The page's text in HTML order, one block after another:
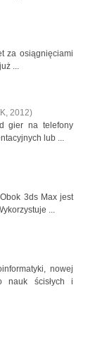
za osiągnięciami
...
, 2012)
gier na telefony
lub ...
3ds Max jest
...
nowej
nauk ścisłych i